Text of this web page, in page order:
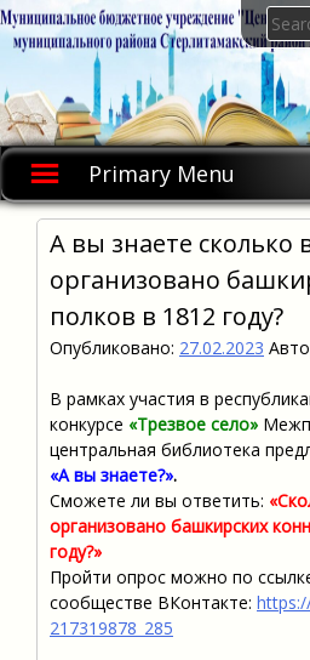
Skip
to
Primary Menu
for:
А вы знаете сколько
организовано
полков в 1812 году?
Опубликовано: 27.02.2023
В рамках участия в
конкурсе «Трезвое село»
центральная библиотека
«А вы знаете?».
Сможете ли вы ответить:
организовано башкирских
году?»
Пройти опрос можно по
сообществе ВКонтакте:
217319878_285